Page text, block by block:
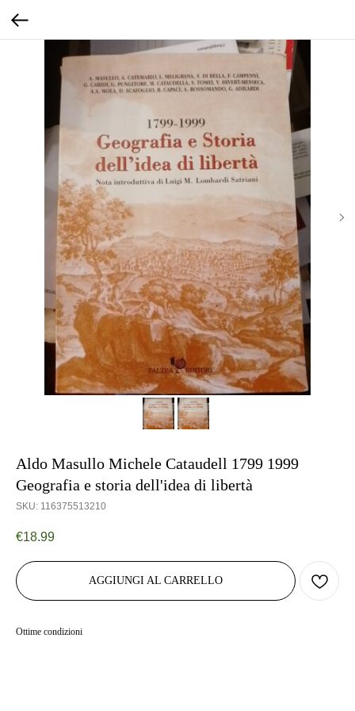
Aldo Masullo Michele Cataudell 1799 1999
Geografia e storia dell'idea di libertà
SKU: 116375513210
€18.99
AGGIUNGI AL CARRELLO
Ottime condizioni